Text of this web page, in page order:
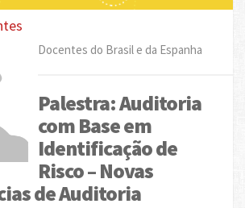
Docentes do Brasil e da Espanha
Palestra: Auditoria
com Base em
Identificação de
Risco – Novas
de Auditoria